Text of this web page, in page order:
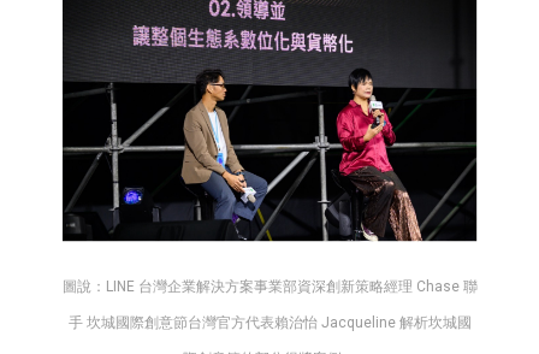
圖說：LINE 台灣企業解決方案事業部資深創新策略經理 Chase 聯
手 坎城國際創意節台灣官方代表賴治怡 Jacqueline 解析坎城國